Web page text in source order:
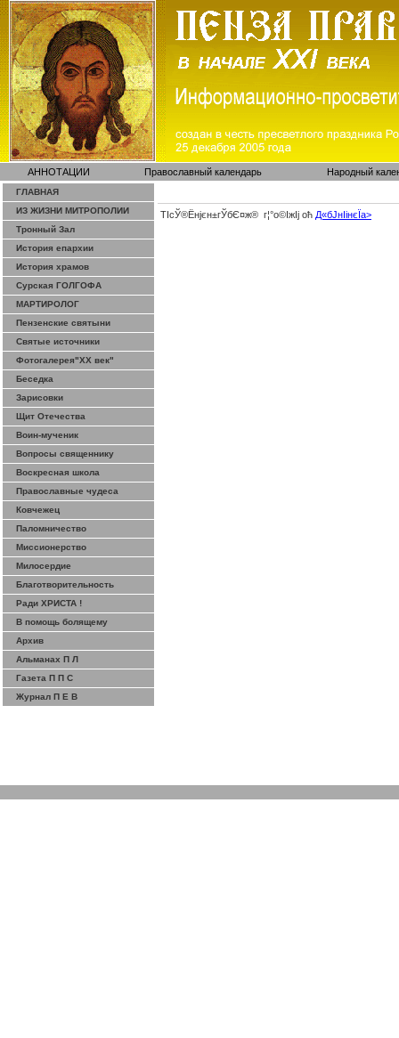
АННОТАЦИИ Православный календарь Народный
ГЛАВНАЯ
ИЗ ЖИЗНИ МИТРОПОЛИИ
Тронный Зал
История епархии
История храмов
Сурская ГОЛГОФА
МАРТИРОЛОГ
Пензенские святыни
Святые источники
Фотогалерея"ХХ век"
Беседка
Зарисовки
Щит Отечества
Воин-мученик
Вопросы священнику
Воскресная школа
Православные чудеса
Ковчежец
Паломничество
Миссионерство
Милосердие
Благотворительность
Ради ХРИСТА !
В помощь болящему
Архив
Альманах П Л
Газета П П С
Журнал П Е В
ТІсЎ®Ёнјєн±­гЎ­бЄ¤ж® г¦°о©ІжІј оћ Д«бЈ­нІінєЇa>